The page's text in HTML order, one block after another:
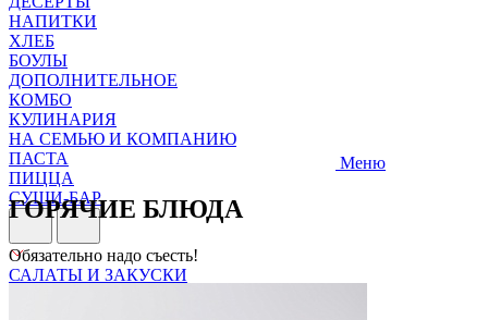
НАПИТКИ
ХЛЕБ
БОУЛЫ
ДОПОЛНИТЕЛЬНОЕ
КОМБО
КУЛИНАРИЯ
НА СЕМЬЮ И КОМПАНИЮ
ПАСТА
ПИЦЦА
СУШИ-БАР
САЛАТЫ И ЗАКУСКИ
Меню
ГОРЯЧИЕ БЛЮДА
Обязательно надо съесть!